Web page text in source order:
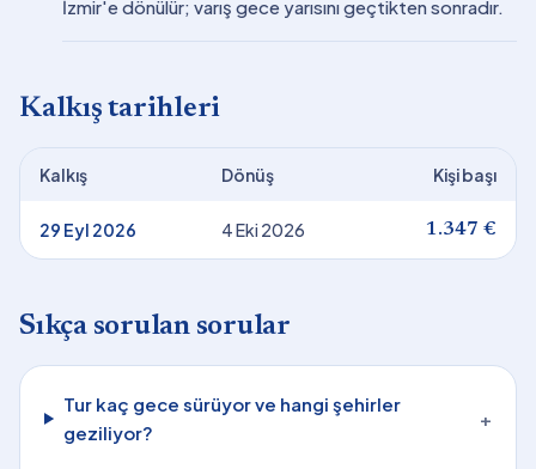
İzmir'e dönülür; varış gece yarısını geçtikten sonradır.
Kalkış tarihleri
Kalkış Dönüş Kişi başı
29 Eyl 2026 4 Eki 2026 1.347 €
Sıkça sorulan sorular
Tur kaç gece sürüyor ve hangi şehirler
geziliyor?
+